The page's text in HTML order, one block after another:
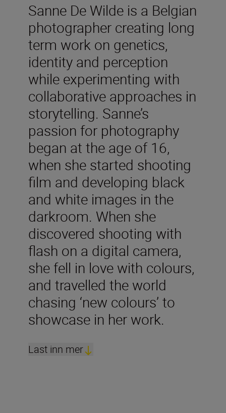
Sanne De Wilde is a Belgian
photographer creating long
term work on genetics,
identity and perception
while experimenting with
collaborative approaches in
storytelling. Sanne’s
passion for photography
began at the age of 16,
when she started shooting
film and developing black
and white images in the
darkroom. When she
discovered shooting with
flash on a digital camera,
she fell in love with colours,
and travelled the world
chasing ‘new colours’ to
showcase in her work.
Last inn mer